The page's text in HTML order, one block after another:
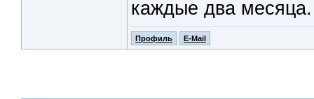
каждые два месяца.
Профиль E-Mail